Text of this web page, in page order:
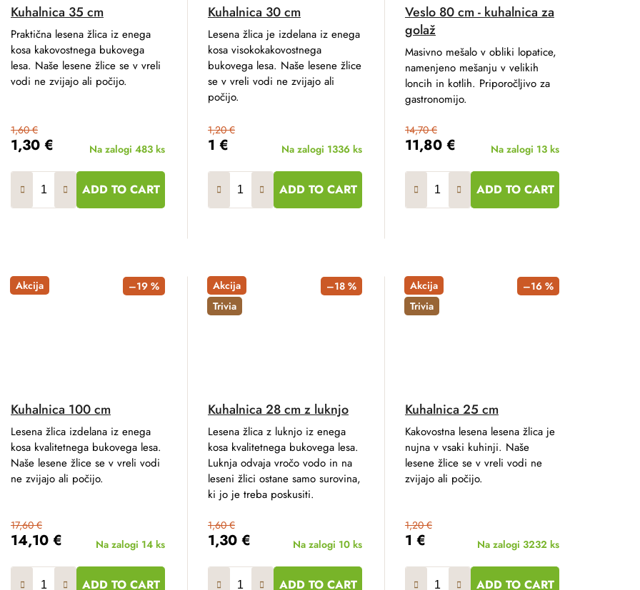
Kuhalnica 35 cm
1,30 €
1,60 €
Na zalogi 483 ks
ADD TO CART
Praktična lesena žlica iz enega
kosa kakovostnega bukovega
lesa. Naše lesene žlice se v vreli
vodi ne zvijajo ali počijo.
Kuhalnica 30 cm
1 €
1,20 €
Na zalogi 1336 ks
ADD TO CART
Lesena žlica je izdelana iz enega
kosa visokokakovostnega
bukovega lesa. Naše lesene žlice
se v vreli vodi ne zvijajo ali
počijo.
Veslo 80 cm - kuhalnica za
golaž
11,80 €
14,70 €
Na zalogi 13 ks
ADD TO CART
Masivno mešalo v obliki lopatice,
namenjeno mešanju v velikih
loncih in kotlih. Priporočljivo za
gastronomijo.
Akcija –19 %
Kuhalnica 100 cm
14,10 €
17,60 €
Na zalogi 14 ks
ADD TO CART
Lesena žlica izdelana iz enega
kosa kvalitetnega bukovega lesa.
Naše lesene žlice se v vreli vodi
ne zvijajo ali počijo.
Akcija
Trivia
–18 %
Kuhalnica 28 cm z luknjo
1,30 €
1,60 €
Na zalogi 10 ks
ADD TO CART
Lesena žlica z luknjo iz enega
kosa kvalitetnega bukovega lesa.
Luknja odvaja vročo vodo in na
leseni žlici ostane samo surovina,
ki jo je treba poskusiti.
Akcija
Trivia
–16 %
Kuhalnica 25 cm
1 €
1,20 €
Na zalogi 3232 ks
ADD TO CART
Kakovostna lesena lesena žlica je
nujna v vsaki kuhinji. Naše
lesene žlice se v vreli vodi ne
zvijajo ali počijo.